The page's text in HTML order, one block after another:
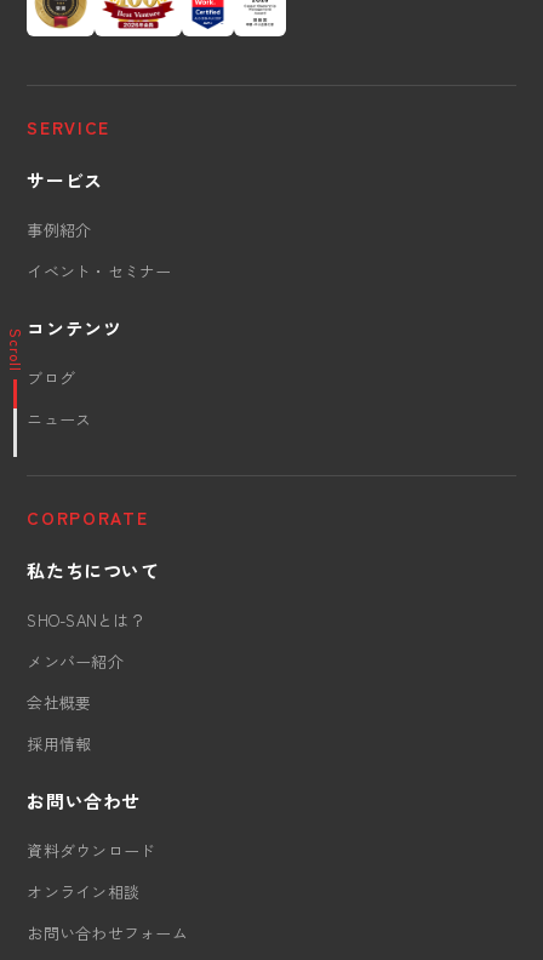
Scroll
SERVICE
サービス
事例紹介
イベント・セミナー
コンテンツ
ブログ
ニュース
CORPORATE
私たちについて
SHO-SANとは？
メンバー紹介
会社概要
採用情報
お問い合わせ
資料ダウンロード
オンライン相談
お問い合わせフォーム